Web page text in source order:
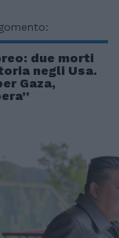
due morti
negli Usa.
Gaza,